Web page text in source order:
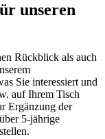
unseren
Rückblick als auch
Sie interessiert und
auf Ihrem Tisch
Ergänzung der
5-jährige